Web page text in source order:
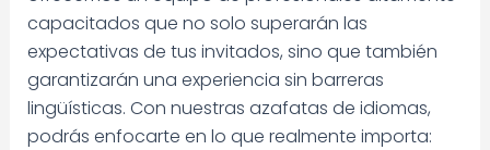
capacitados que no solo superarán las
expectativas de tus invitados, sino que también
garantizarán una experiencia sin barreras
lingüísticas. Con nuestras azafatas de idiomas,
podrás enfocarte en lo que realmente importa: